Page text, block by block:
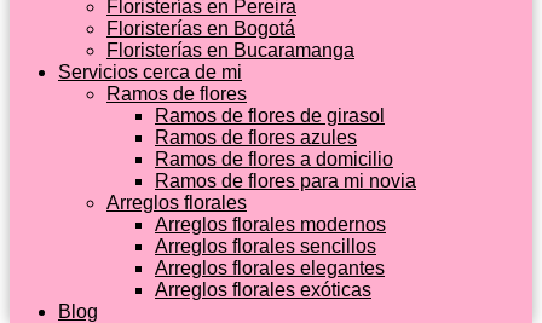
Floristerías en Pereira
Floristerías en Bogotá
Floristerías en Bucaramanga
Servicios cerca de mi
Ramos de flores
Ramos de flores de girasol
Ramos de flores azules
Ramos de flores a domicilio
Ramos de flores para mi novia
Arreglos florales
Arreglos florales modernos
Arreglos florales sencillos
Arreglos florales elegantes
Arreglos florales exóticas
Blog